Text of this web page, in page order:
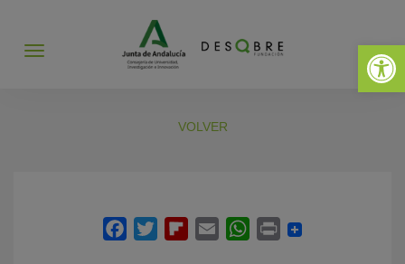
Abrir
Abrir
VOLVER